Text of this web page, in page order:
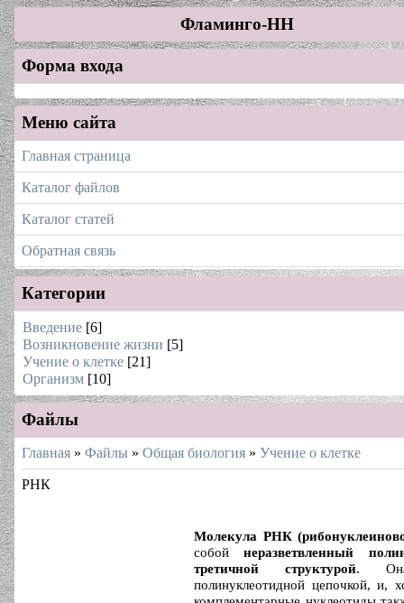
Фламинго-НН
Форма входа
Меню сайта
Главная страница
Каталог файлов
Каталог статей
Обратная связь
Категории
Введение [6]
Возникновение жизни [5]
Учение о клетке [21]
Организм [10]
Файлы
Главная » Файлы » Общая биология » Учение о клетке
РНК
Молекула РНК
собойнеразветвленный
третичной структурой. Она
полинуклеотидной цепочкой, и,